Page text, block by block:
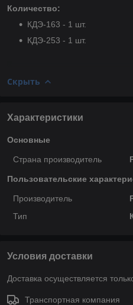
Количество:
КДЭ-163 - 1 шт.
КДЭ-253 - 1 шт.
Скрыть
Характеристики
Основные
Страна производитель
Пользовательские
Производитель
Тип
Условия доставки
Доставка осуществляется
Транспортная компания